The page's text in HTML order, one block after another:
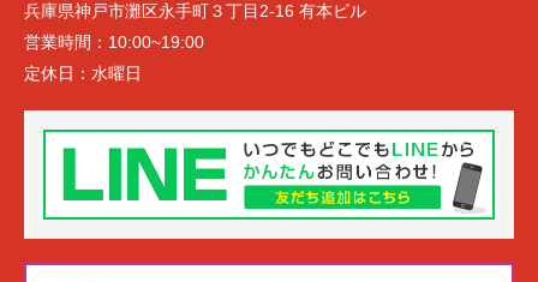
兵庫県神戸市灘区永手町３丁目2-16 有本ビル
営業時間： 10:00~19:00
定休日： 水曜日